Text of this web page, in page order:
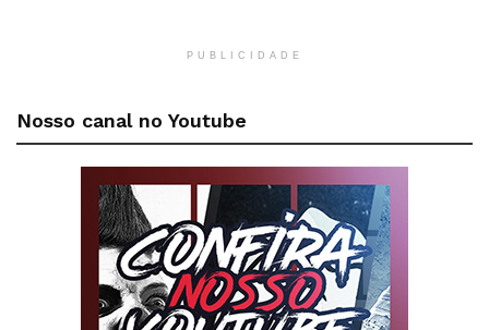
PUBLICIDADE
Nosso canal no Youtube